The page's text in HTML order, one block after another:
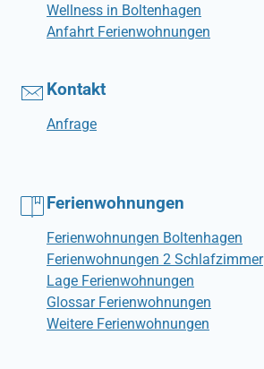
Wellness in Boltenhagen
Anfahrt Ferienwohnungen
Kontakt
Anfrage
Ferienwohnungen
Ferienwohnungen Boltenhagen
Ferienwohnungen 2 Schlafzimmer
Lage Ferienwohnungen
Glossar Ferienwohnungen
Weitere Ferienwohnungen